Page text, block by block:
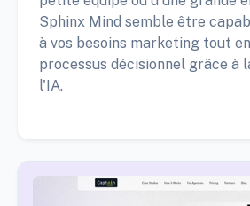
Sphinx Mind semble être
à vos besoins marketing tout
processus décisionnel grâce à
l'IA.